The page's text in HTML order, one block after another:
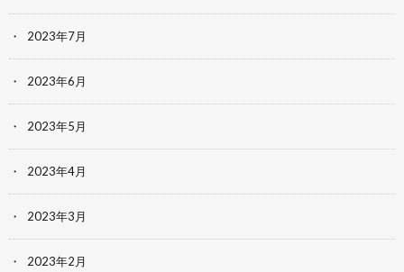
2023年7月
2023年6月
2023年5月
2023年4月
2023年3月
2023年2月